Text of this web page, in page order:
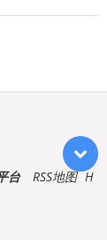
台 RSS地图 H